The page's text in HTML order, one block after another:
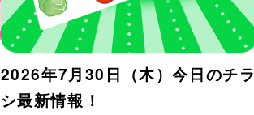
2026年7月30日（木）今日のチラ
シ最新情報！